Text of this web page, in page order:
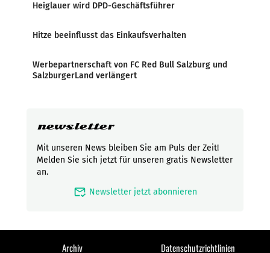
Heiglauer wird DPD-Geschäftsführer
Hitze beeinflusst das Einkaufsverhalten
Werbepartnerschaft von FC Red Bull Salzburg und
SalzburgerLand verlängert
newsletter
Mit unseren News bleiben Sie am Puls der Zeit!
Melden Sie sich jetzt für unseren gratis Newsletter
an.
mark_email_read Newsletter jetzt abonnieren
Archiv Datenschutzrichtlinien